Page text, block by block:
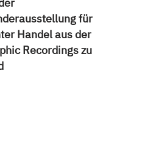
für
Handel aus der
Recordings zu